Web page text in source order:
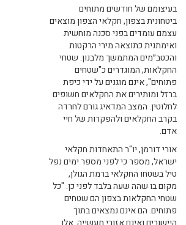
בעיצומם של חודשים מתוחים
ביטחונית בצפון, חקלאי הצפון מוצאים
עצמם עומדים בפני סכנה מוחשית
ואימתנית כתוצאה מירי הרקטות
והכטב״מים המתמשך מלבנון. שטחי
החקלאות, המוגדרים כ"שטחים
פתוחים", אינם מוגנים על ידי כיפת
ברזל ומותירים את החקלאים חשופים
לחלוטין. המצב המדאיג גורם לחרדה
בקרב החקלאים ולהפקרות של חיי
אדם.
אורי דורמן, יו"ר התאחדות חקלאי
ישראל, מספר כי לפני מספר ימים נפל
טיל בשטחו החקלאי ברמת הגולן,
מקום בו שהה שעה בלבד לפני כן. "כל
שטחי החקלאות בצפון הם שטחים
פתוחים. הם אינם נמצאים בתוך